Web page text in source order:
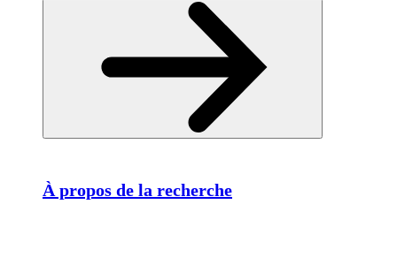
À propos de la recherche